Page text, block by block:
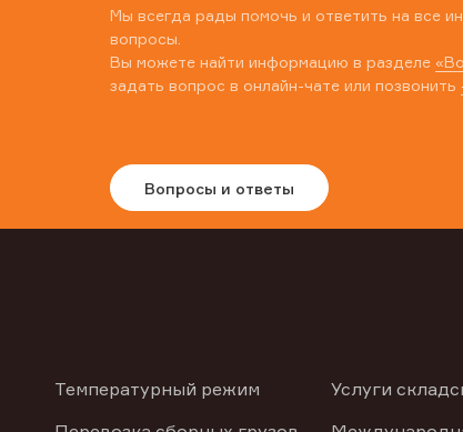
Мы всегда рады помочь и ответить на все
вопросы.
Вы можете найти информацию в разделе
задать вопрос в онлайн-чате или позвонить
Вопросы и ответы
Температурный режим
Услуги